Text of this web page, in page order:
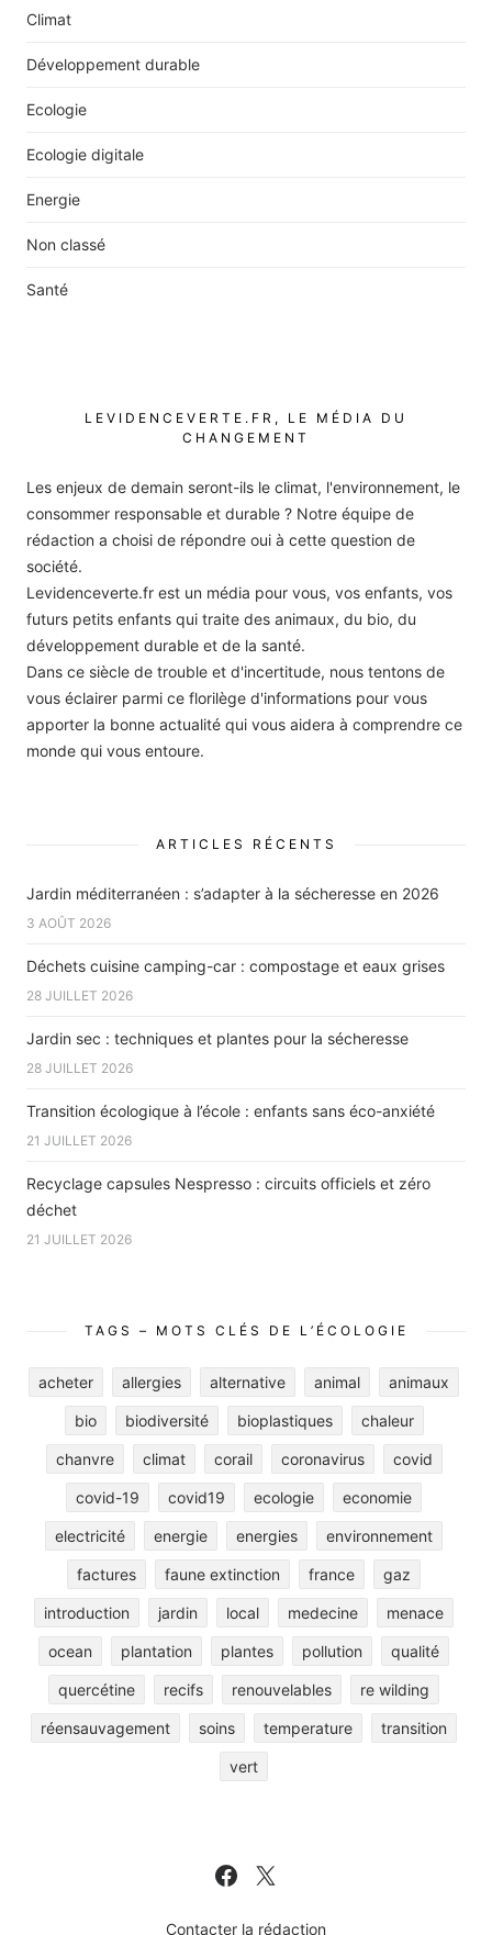
Climat
Développement durable
Ecologie
Ecologie digitale
Energie
Non classé
Santé
LEVIDENCEVERTE.FR, LE MÉDIA DU
CHANGEMENT
Les enjeux de demain seront-ils le climat, l'environnement, le
consommer responsable et durable ? Notre équipe de
rédaction a choisi de répondre oui à cette question de
société.
Levidenceverte.fr est un média pour vous, vos enfants, vos
futurs petits enfants qui traite des animaux, du bio, du
développement durable et de la santé.
Dans ce siècle de trouble et d'incertitude, nous tentons de
vous éclairer parmi ce florilège d'informations pour vous
apporter la bonne actualité qui vous aidera à comprendre ce
monde qui vous entoure.
ARTICLES RÉCENTS
Jardin méditerranéen : s’adapter à la sécheresse en 2026
3 AOÛT 2026
Déchets cuisine camping-car : compostage et eaux grises
28 JUILLET 2026
Jardin sec : techniques et plantes pour la sécheresse
28 JUILLET 2026
Transition écologique à l’école : enfants sans éco-anxiété
21 JUILLET 2026
Recyclage capsules Nespresso : circuits officiels et zéro
déchet
21 JUILLET 2026
TAGS – MOTS CLÉS DE L’ÉCOLOGIE
acheter allergies alternative animal animaux
bio biodiversité bioplastiques chaleur
chanvre climat corail coronavirus covid
covid-19 covid19 ecologie economie
electricité energie energies environnement
factures faune extinction france gaz
introduction jardin local medecine menace
ocean plantation plantes pollution qualité
quercétine recifs renouvelables re wilding
réensauvagement soins temperature transition
vert
Contacter la rédaction